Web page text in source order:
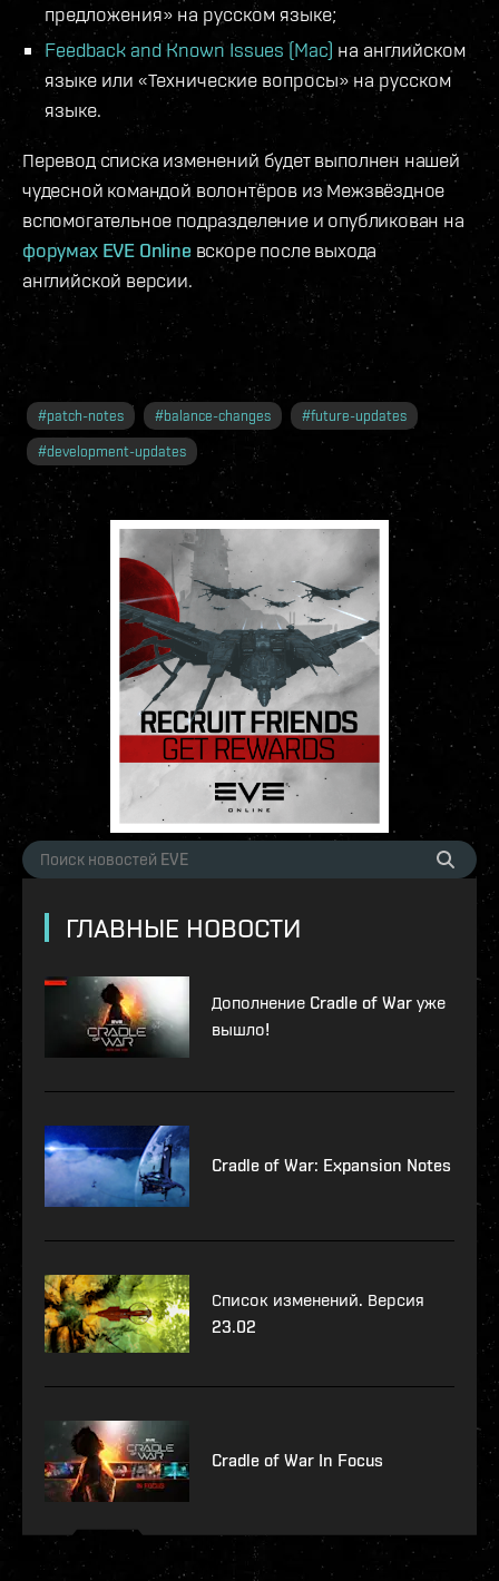
предложения» на русском языке;
Feedback and Known Issues (Mac) на английском
языке или «Технические вопросы» на русском
языке.
Перевод списка изменений будет выполнен нашей
чудесной командой волонтёров из Межзвёздное
вспомогательное подразделение и опубликован на
форумах EVE Online вскоре после выхода
английской версии.
#patch-notes #balance-changes #future-updates
#development-updates
ГЛАВНЫЕ НОВОСТИ
Дополнение Cradle of War уже
вышло!
Cradle of War: Expansion Notes
Список изменений. Версия
23.02
Cradle of War In Focus